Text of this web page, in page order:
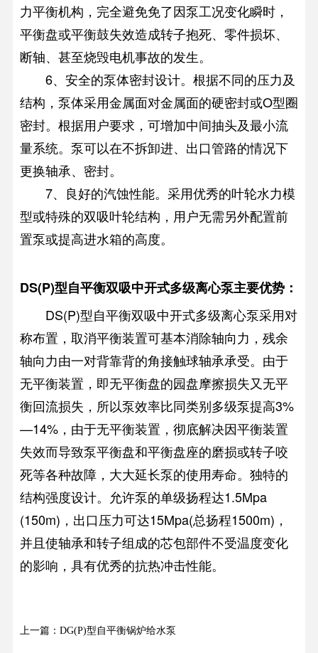
力平衡机构，完全避免免了因泵工况变化瞬时，
平衡盘或平衡鼓失效造成转子抱死、零件损坏、
断轴、甚至烧毁电机事故的发生。
6、安全的泵体密封设计。根据不同的压力及
结构，泵体采用金属面对金属面的硬密封或O型圈
密封。根据用户要求，可增加中间抽头及最小流
量系统。泵可以在不拆卸进、出口管路的情况下
更换轴承、密封。
7、良好的汽蚀性能。采用优秀的叶轮水力模
型或特殊的双吸叶轮结构，用户无需另外配置前
置泵或提高进水箱的高度。
DS(P)型自平衡双吸中开式多级离心泵主要优势：
DS(P)型自平衡双吸中开式多级离心泵采用对
称布置，取消平衡装置可基本消除轴向力，残余
轴向力由一对背靠背的角接触球轴承承受。由于
无平衡装置，即无平衡盘的园盘摩擦损失又无平
衡回流损失，所以泵效率比同类别多级泵提高3%
—14%，由于无平衡装置，彻底解决因平衡装置
失效而导致泵平衡盘和平衡盘座的磨损或转子咬
死等各种故障，大大延长泵的使用寿命。独特的
结构强度设计。允许泵的单级扬程达1.5Mpa
(150m)，出口压力可达15Mpa(总扬程1500m)，
并且使轴承和转子组成的芯包部件不受温度变化
的影响，具有优秀的抗热冲击性能。
上一篇：DG(P)型自平衡锅炉给水泵